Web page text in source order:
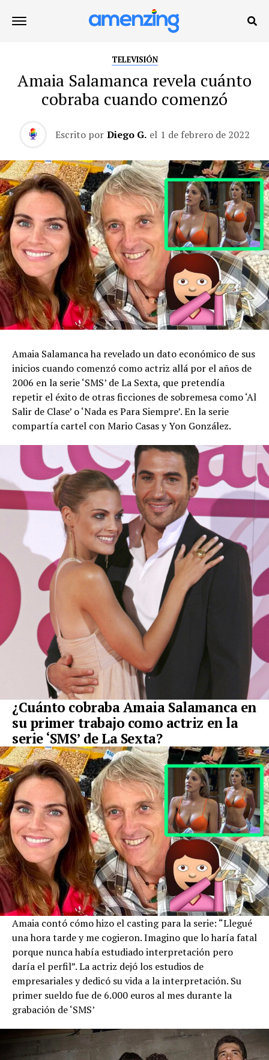
TELEVISIÓN
Amaia Salamanca revela cuánto
cobraba cuando comenzó
Escrito por Diego G. el 1 de febrero de 2022
Amaia Salamanca ha revelado un dato económico de sus
inicios cuando comenzó como actriz allá por el años de
2006 en la serie ‘SMS’ de La Sexta, que pretendía
repetir el éxito de otras ficciones de sobremesa como ‘Al
Salir de Clase’ o ‘Nada es Para Siempre’. En la serie
compartía cartel con Mario Casas y Yon González.
¿Cuánto cobraba Amaia Salamanca en
su primer trabajo como actriz en la
serie ‘SMS’ de La Sexta?
Amaia contó cómo hizo el casting para la serie: “Llegué
una hora tarde y me cogieron. Imagino que lo haría fatal
porque nunca había estudiado interpretación pero
daría el perfil”. La actriz dejó los estudios de
empresariales y dedicó su vida a la interpretación. Su
primer sueldo fue de 6.000 euros al mes durante la
grabación de ‘SMS’